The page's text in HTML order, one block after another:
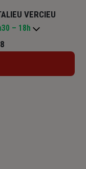
VERCIEU
Ouvert 09h – 12h30 / 13h30 – 18h